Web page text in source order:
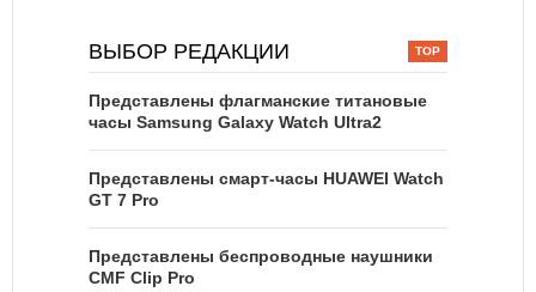
ВЫБОР РЕДАКЦИИ
Представлены флагманские титановые
часы Samsung Galaxy Watch Ultra2
Представлены смарт-часы HUAWEI Watch
GT 7 Pro
Представлены беспроводные наушники
CMF Clip Pro